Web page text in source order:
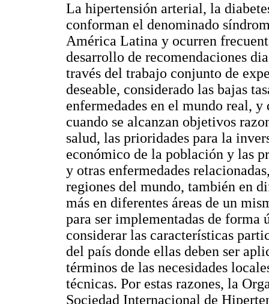
La hipertensión arterial, la
conforman el denominado
América Latina y ocurren
desarrollo de recomendaciones
través del trabajo conjunto de
deseable, considerado las bajas
enfermedades en el mundo real, y
cuando se alcanzan objetivos
salud, las prioridades para la
económico de la población y las
y otras enfermedades
regiones del mundo, también en
más en diferentes áreas de un
para ser implementadas de
considerar las características
del país donde ellas deben ser
términos de las necesidades
técnicas. Por estas razones, la
Sociedad Internacional de